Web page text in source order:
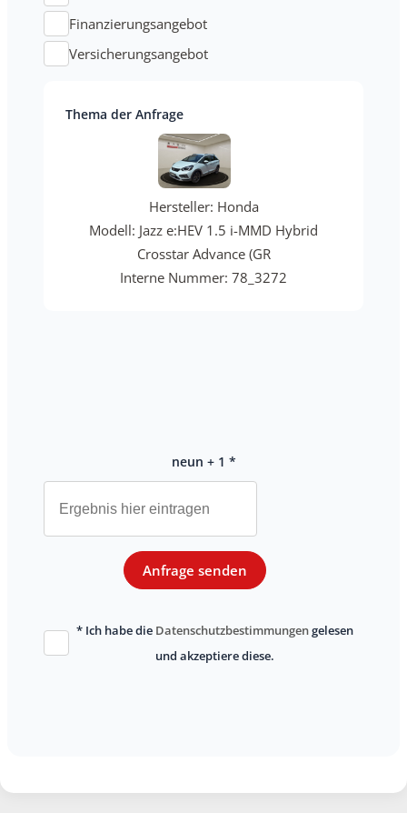
Finanzierungsangebot
Versicherungsangebot
Thema der Anfrage
Hersteller: Honda
Modell: Jazz e:HEV 1.5 i-MMD Hybrid
Crosstar Advance (GR
Interne Nummer: 78_3272
neun + 1 *
Anfrage senden
* Ich habe die Datenschutzbestimmungengelesen
und akzeptiere diese.